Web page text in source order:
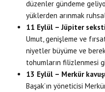
düzenler gündeme
yüklerden arınmak
11 Eylül – Jüpiter
Umut, genişleme ve
niyetler büyüme ve
tohumların filizlenmesi
13 Eylül – Merkür
Başak’ın yöneticisi